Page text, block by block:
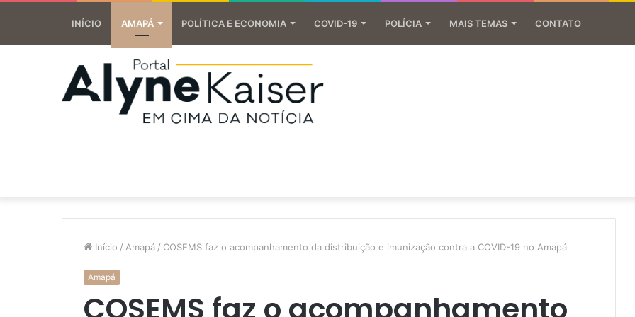
INÍCIO AMAPÁ POLÍTICA E ECONOMIA COVID-19 POLÍCIA MAIS TEMAS CONTATO
Início / Amapá / COSEMS faz o acompanhamento da distribuição e imunização contra a COVID-19 no Amapá
Amapá
COSEMS faz o acompanhamento